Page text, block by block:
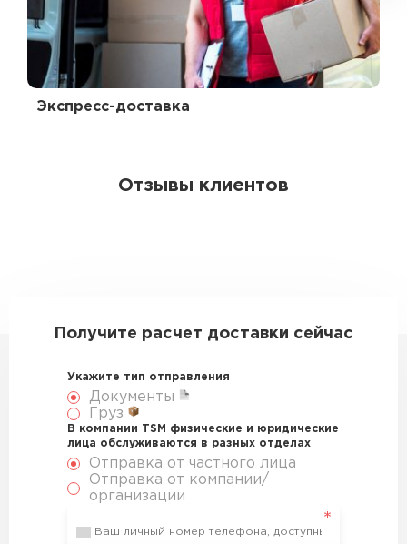
Экспресс-доставка
Отзывы клиентов
Получите расчет доставки сейчас
Укажите тип отправления
Документы
Груз
В компании TSM физические и юридические
лица обслуживаются в разных отделах
Отправка от частного лица
Отправка от компании/
организации